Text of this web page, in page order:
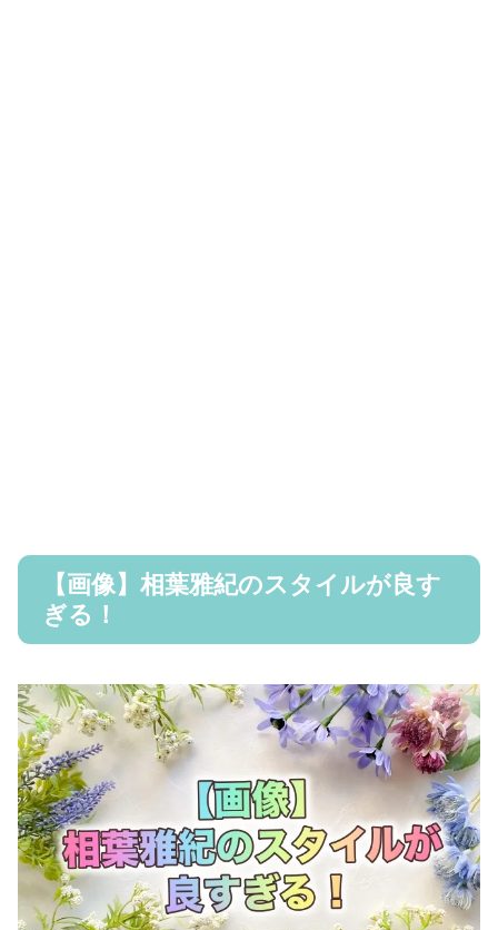
【画像】相葉雅紀のスタイルが良す
ぎる！